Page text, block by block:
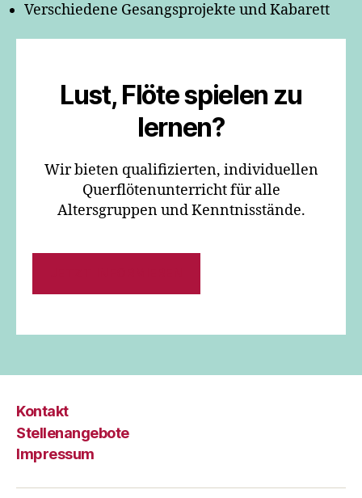
Verschiedene Gesangsprojekte und Kabarett
Lust, Flöte spielen zu
lernen?
Wir bieten qualifizierten, individuellen
Querflötenunterricht für alle
Altersgruppen und Kenntnisstände.
Kontakt
Stellenangebote
Impressum